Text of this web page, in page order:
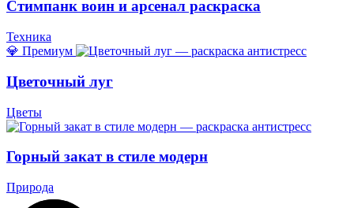
Стимпанк воин и арсенал раскраска
Техника
💎 Премиум
Цветочный луг
Цветы
Горный закат в стиле модерн
Природа